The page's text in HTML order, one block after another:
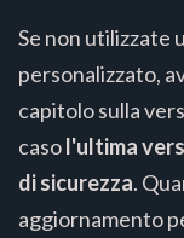
Se non utilizzate
personalizzato,
capitolo sulla
casol'ultima
di sicurezza.
aggiornamento